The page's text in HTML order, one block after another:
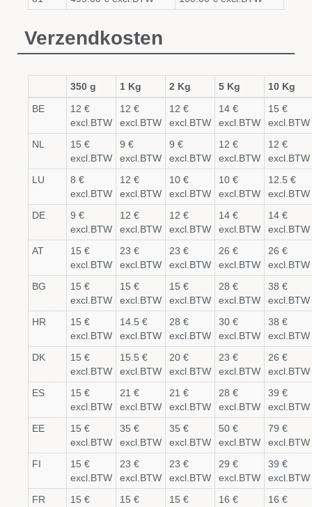
Verzendkosten
350 g 1 Kg 2 Kg 5 Kg
10 Kg
BE
12 €
excl.BTW
12 €
excl.BTW
12 €
excl.BTW
14 €
excl.BTW
15 €
excl.BTW
NL
15 €
excl.BTW
9 €
excl.BTW
9 €
excl.BTW
12 €
excl.BTW
12 €
excl.BTW
LU
8 €
excl.BTW
12 €
excl.BTW
10 €
excl.BTW
10 €
excl.BTW
12.5 €
excl.BTW
DE
9 €
excl.BTW
12 €
excl.BTW
12 €
excl.BTW
14 €
excl.BTW
14 €
excl.BTW
AT
15 €
excl.BTW
23 €
excl.BTW
23 €
excl.BTW
26 €
excl.BTW
26 €
excl.BTW
BG
15 €
excl.BTW
15 €
excl.BTW
15 €
excl.BTW
28 €
excl.BTW
38 €
excl.BTW
HR
15 €
excl.BTW
14.5 €
excl.BTW
28 €
excl.BTW
30 €
excl.BTW
38 €
excl.BTW
DK
15 €
excl.BTW
15.5 €
excl.BTW
20 €
excl.BTW
23 €
excl.BTW
26 €
excl.BTW
ES
15 €
excl.BTW
21 €
excl.BTW
21 €
excl.BTW
28 €
excl.BTW
39 €
excl.BTW
EE
15 €
excl.BTW
35 €
excl.BTW
35 €
excl.BTW
50 €
excl.BTW
79 €
excl.BTW
FI
15 €
excl.BTW
23 €
excl.BTW
23 €
excl.BTW
29 €
excl.BTW
39 €
excl.BTW
FR
15 €
15 €
15 €
16 €
16 €